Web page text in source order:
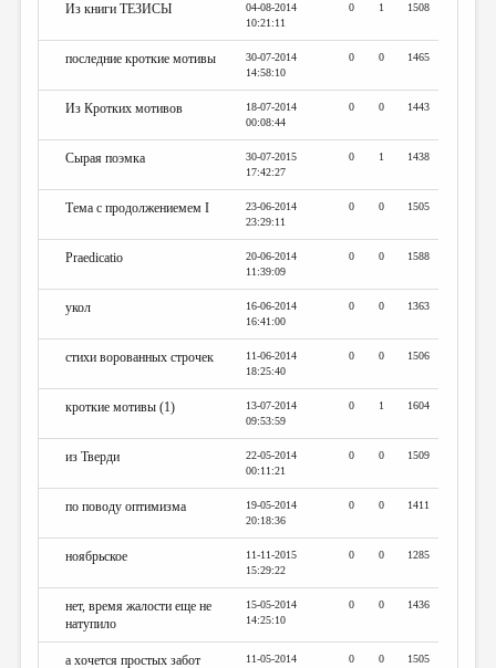
Из книги ТЕЗИСЫ
04-08-2014
10:21:11
0 1 1508
последние кроткие мотивы
30-07-2014
14:58:10
0 0 1465
Из Кротких мотивов
18-07-2014
00:08:44
0 0 1443
Сырая поэмка
30-07-2015
17:42:27
0 1 1438
Тема с продолжениемем I
23-06-2014
23:29:11
0 0 1505
Praedicatio
20-06-2014
11:39:09
0 0 1588
укол
16-06-2014
16:41:00
0 0 1363
стихи ворованных строчек
11-06-2014
18:25:40
0 0 1506
кроткие мотивы (1)
13-07-2014
09:53:59
0 1 1604
из Тверди
22-05-2014
00:11:21
0 0 1509
по поводу оптимизма
19-05-2014
20:18:36
0 0 1411
ноябрьское
11-11-2015
15:29:22
0 0 1285
нет, время жалости еще не
натупило
15-05-2014
14:25:10
0 0 1436
а хочется простых забот
11-05-2014
0 0 1505